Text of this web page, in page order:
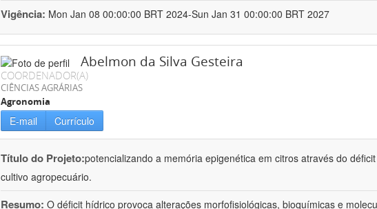
Vigência: Mon Jan 08 00:00:00 BRT 2024-Sun Jan 31 00:00:00 BRT 2027
Abelmon da Silva Gesteira
COORDENADOR(A)
CIÊNCIAS AGRÁRIAS
Agronomia
E-mail Currículo
Título do Projeto:potencializando a memória epigenética em citros através do
cultivo agropecuário.
Resumo: O déficit hídrico provoca alterações morfofisiológicas, bioquímicas e